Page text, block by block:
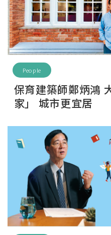
People
保育建築師鄭炳鴻
家」 城市更宜居